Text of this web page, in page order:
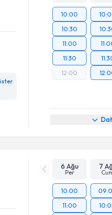
10:00
10:30
11:00
11:30
12:00
6 Ağu
Per
7
10:00
11:00